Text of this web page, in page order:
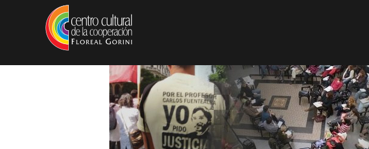
Pasar al contenido principal